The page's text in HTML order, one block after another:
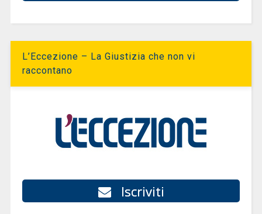
L’Eccezione – La Giustizia che non vi
raccontano
Iscriviti